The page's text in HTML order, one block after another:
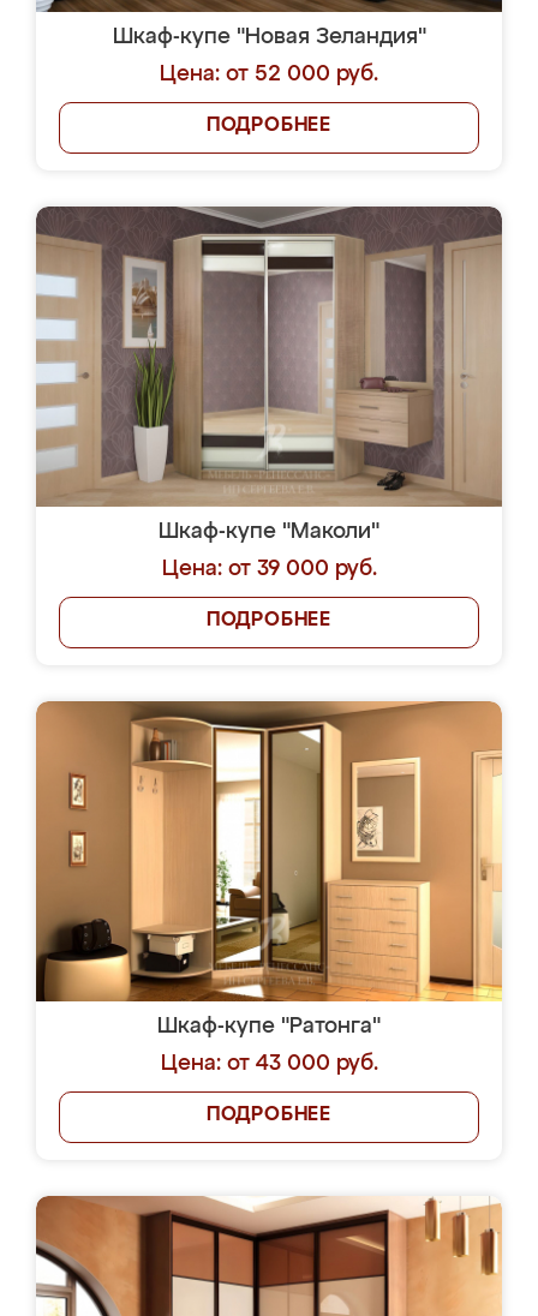
Шкаф-купе "Новая Зеландия"
Цена: от 52 000 руб.
ПОДРОБНЕЕ
Шкаф-купе "Маколи"
Цена: от 39 000 руб.
ПОДРОБНЕЕ
Шкаф-купе "Ратонга"
Цена: от 43 000 руб.
ПОДРОБНЕЕ